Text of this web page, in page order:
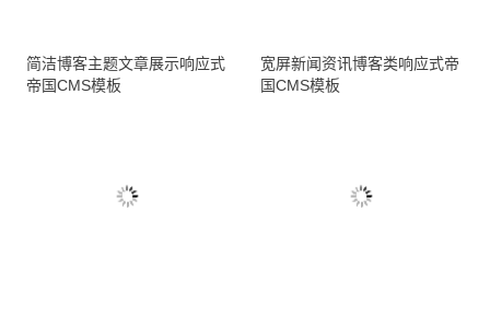
简洁博客主题文章展示响应式
帝国CMS模板
宽屏新闻资讯博客类响应式帝
国CMS模板